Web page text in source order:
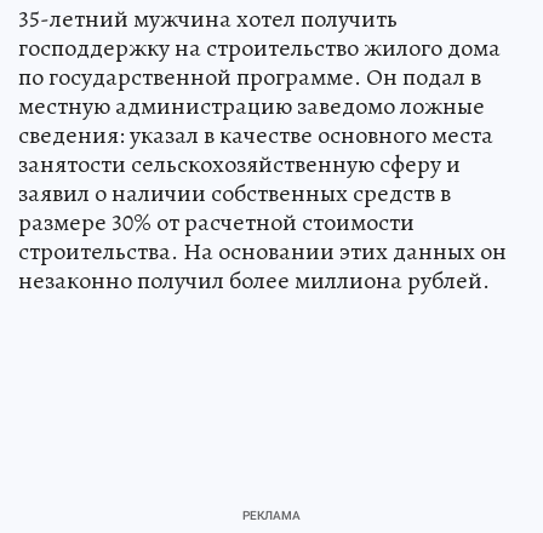
35-летний мужчина хотел получить
господдержку на строительство жилого дома
по государственной программе. Он подал в
местную администрацию заведомо ложные
сведения: указал в качестве основного места
занятости сельскохозяйственную сферу и
заявил о наличии собственных средств в
размере 30% от расчетной стоимости
строительства. На основании этих данных он
незаконно получил более миллиона рублей.